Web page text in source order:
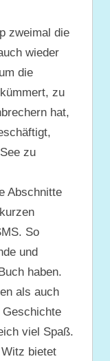
zweimal die
wieder
die
zu
hat,
zu
Abschnitte
So
und
haben.
als auch
viel Spaß.
bietet